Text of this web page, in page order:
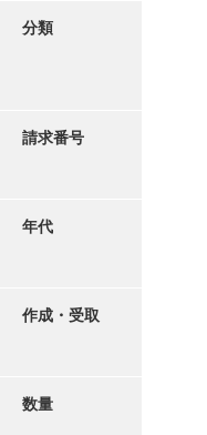
写真・絵はがき
分類
請求番号
年代
作成・受取
数量